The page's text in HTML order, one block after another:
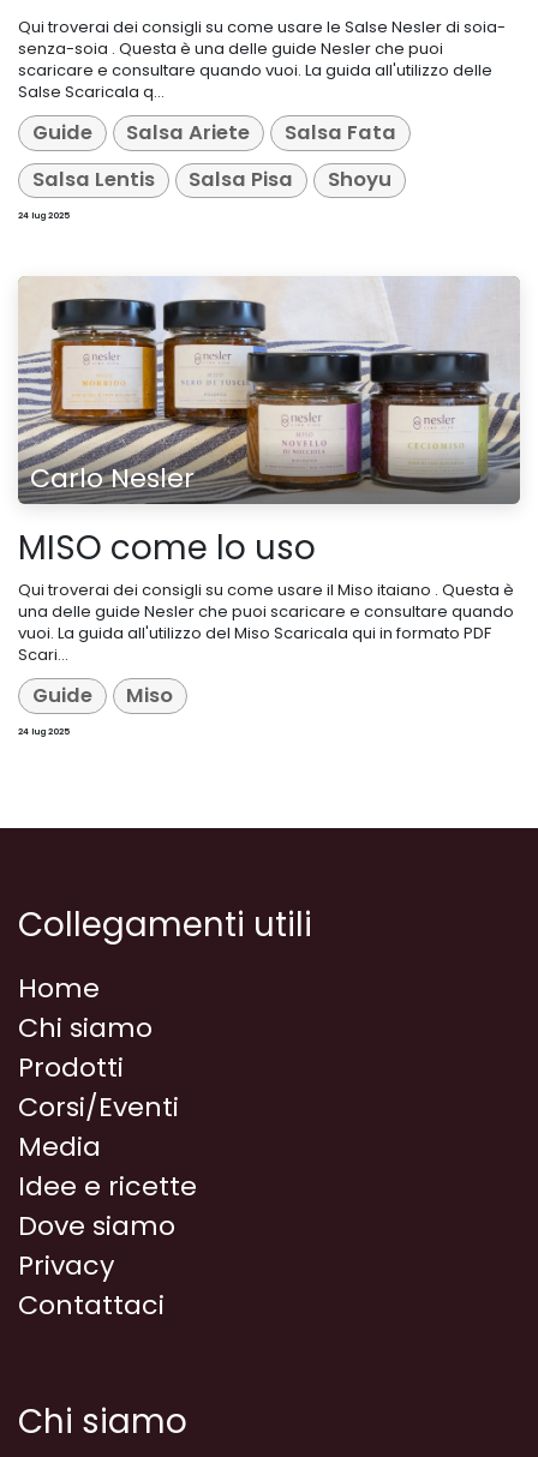
Qui troverai dei consigli su come usare le Salse Nesler di soia-
senza-soia​ . Questa è una delle guide Nesler che puoi
scaricare e consultare quando vuoi. La guida all'utilizzo delle
Salse Scaricala q...
Guide Salsa Ariete
Salsa Fata
Salsa Lentis
Salsa Pisa Shoyu
24 lug 2025
Carlo Nesler
MISO come lo uso
Qui troverai dei consigli su come usare il Miso itaiano . Questa è
una delle guide Nesler che puoi scaricare e consultare quando
vuoi. La guida all'utilizzo del Miso Scaricala qui in formato PDF
Scari...
Guide Miso
24 lug 2025
Collegamenti utili
Home
Chi siamo
Prodotti
Corsi/Eventi
Media
Idee e ricette
Dove siamo
Privacy
Contattaci
Chi siamo